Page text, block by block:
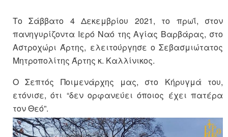
Το Σάββατο 4 Δεκεμβρίου 2021, το πρωΐ, στον
πανηγυρίζοντα Ιερό Ναό της Αγίας Βαρβάρας, στο
Αστροχώρι Άρτης, ελειτούργησε ο Σεβασμιώτατος
Μητροπολίτης Άρτης κ. Καλλίνικος.
Ο Σεπτός Ποιμενάρχης μας, στο Κήρυγμά του,
ετόνισε, ότι “δεν ορφανεύει όποιος έχει πατέρα
τον Θεό”.